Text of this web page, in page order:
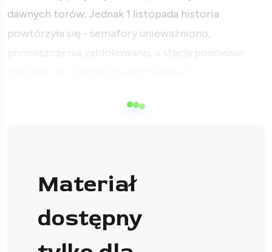
dawnych torów. Jednak 1 listopada historia
powtórzyła się - semafory unieważniono,
pomieszczenia zablokowano, a stacja ponownie
Materiał
dostępny